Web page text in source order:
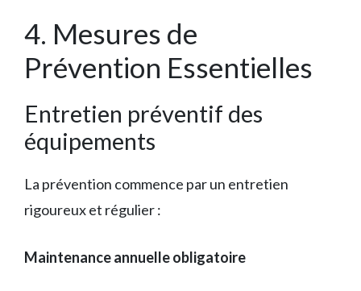
4. Mesures de
Prévention Essentielles
Entretien préventif des
équipements
La prévention commence par un entretien
rigoureux et régulier :
Maintenance annuelle obligatoire